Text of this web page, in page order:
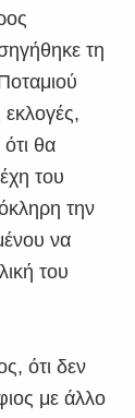
τη
εκλογές,
θα
του
την
να
του
ότι δεν
με άλλο